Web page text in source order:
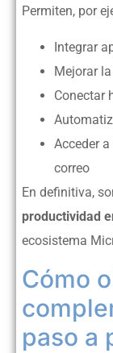
Permiten, por
Integrar
Mejorar
Conectar
Acceder
correo
En definitiva,
productividad
ecosistema
Cómo
paso a